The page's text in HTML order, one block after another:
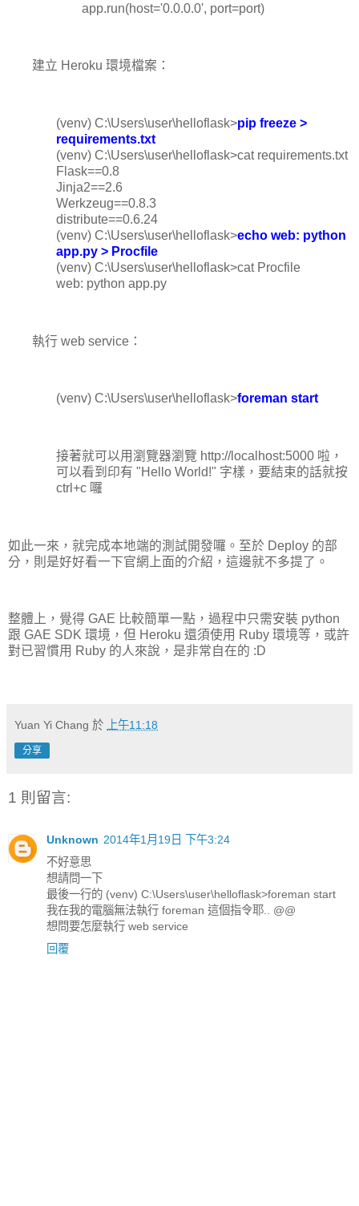
app.run(host='0.0.0.0', port=port)
建立 Heroku 環境檔案：
(venv) C:\Users\user\helloflask>pip freeze >
requirements.txt
(venv) C:\Users\user\helloflask>cat requirements.txt
Flask==0.8
Jinja2==2.6
Werkzeug==0.8.3
distribute==0.6.24
(venv) C:\Users\user\helloflask>echo web: python
app.py > Procfile
(venv) C:\Users\user\helloflask>cat Procfile
web: python app.py
執行 web service：
(venv) C:\Users\user\helloflask>foreman start
接著就可以用瀏覽器瀏覽 http://localhost:5000 啦，
可以看到印有 "Hello World!" 字樣，要結束的話就按
ctrl+c 囉
如此一來，就完成本地端的測試開發囉。至於 Deploy 的部
分，則是好好看一下官網上面的介紹，這邊就不多提了。
整體上，覺得 GAE 比較簡單一點，過程中只需安裝 python
跟 GAE SDK 環境，但 Heroku 還須使用 Ruby 環境等，或許
對已習慣用 Ruby 的人來說，是非常自在的 :D
Yuan Yi Chang 於 上午11:18
分享
1 則留言:
Unknown 2014年1月19日 下午3:24
不好意思
想請問一下
最後一行的 (venv) C:\Users\user\helloflask>foreman start
我在我的電腦無法執行 foreman 這個指令耶.. @@
想問要怎麼執行 web service
回覆